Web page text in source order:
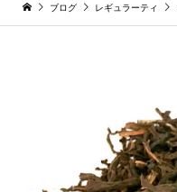
ブログ レギュラーティ